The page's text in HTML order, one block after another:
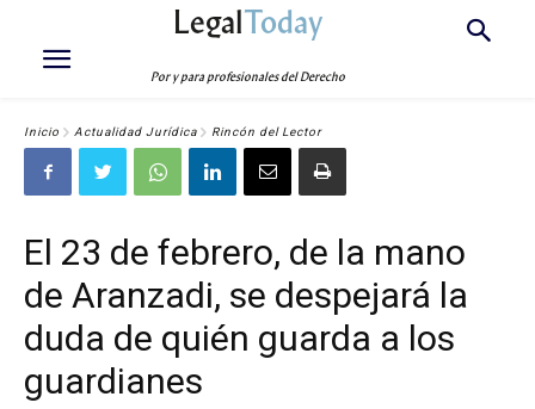
LegalToday
Por y para profesionales del Derecho
Inicio Actualidad Jurídica Rincón del Lector
El 23 de febrero, de la mano
de Aranzadi, se despejará la
duda de quién guarda a los
guardianes